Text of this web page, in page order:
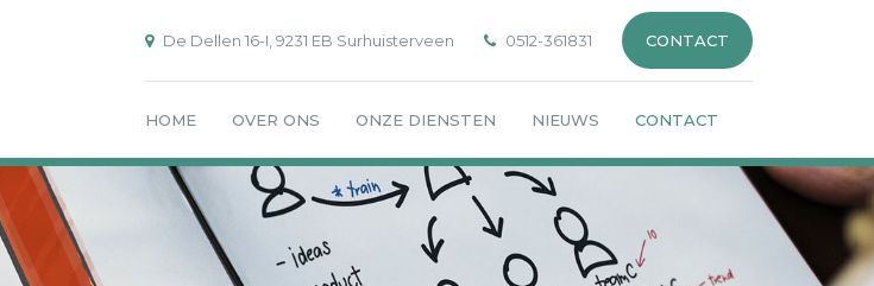
De Dellen 16-I, 9231 EB Surhuisterveen 0512-361831 CONTACT
HOME OVER ONS ONZE DIENSTEN NIEUWS CONTACT